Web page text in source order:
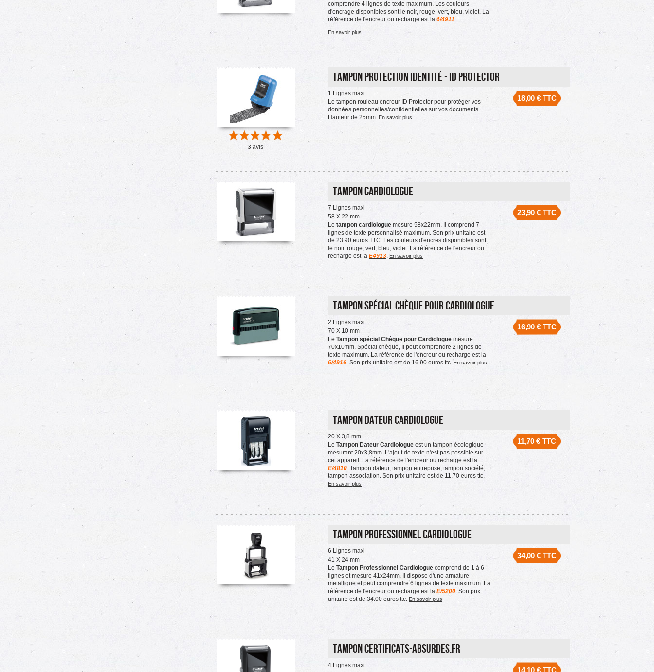
comprendre 4 lignes de texte maximum. Les couleurs
d'encrage disponibles sont le noir, rouge, vert, bleu, violet. La
référence de l'encreur ou recharge est la 6/4911.
En savoir plus
3 avis
Tampon Protection Identité - ID PROTECTOR
18,00 €TTC
1 Lignes maxi
Le tampon rouleau encreur ID Protector pour protéger vos
données personnelles/confidentielles sur vos documents.
Hauteur de 25mm. En savoir plus
Tampon Cardiologue
23,90 €TTC
7 Lignes maxi
58 X 22 mm
Le tampon cardiologue mesure 58x22mm. Il comprend 7
lignes de texte personnalisé maximum. Son prix unitaire est
de 23.90 euros TTC. Les couleurs d'encres disponibles sont
le noir, rouge, vert, bleu, violet. La référence de l'encreur ou
recharge est la E4913. En savoir plus
Tampon spécial Chèque pour Cardiologue
16,90 €TTC
2 Lignes maxi
70 X 10 mm
Le Tampon spécial Chèque pour Cardiologue mesure
70x10mm. Spécial chèque, Il peut comprendre 2 lignes de
texte maximum. La référence de l'encreur ou recharge est la
6/4916. Son prix unitaire est de 16.90 euros ttc. En savoir plus
Tampon Dateur Cardiologue
11,70 € TTC
20 X 3,8 mm
Le Tampon Dateur Cardiologue est un tampon écologique
mesurant 20x3,8mm. L'ajout de texte n'est pas possible sur
cet appareil. La référence de l'encreur ou recharge est la
E/4810. Tampon dateur, tampon entreprise, tampon société,
tampon association. Son prix unitaire est de 11.70 euros ttc.
En savoir plus
Tampon Professionnel Cardiologue
34,00 €TTC
6 Lignes maxi
41 X 24 mm
Le Tampon Professionnel Cardiologue comprend de 1 à 6
lignes et mesure 41x24mm. Il dispose d'une armature
métallique et peut comprendre 6 lignes de texte maximum. La
référence de l'encreur ou recharge est la E/5200. Son prix
unitaire est de 34.00 euros ttc. En savoir plus
Tampon certificats-absurdes.fr
14,10 €TTC
4 Lignes maxi